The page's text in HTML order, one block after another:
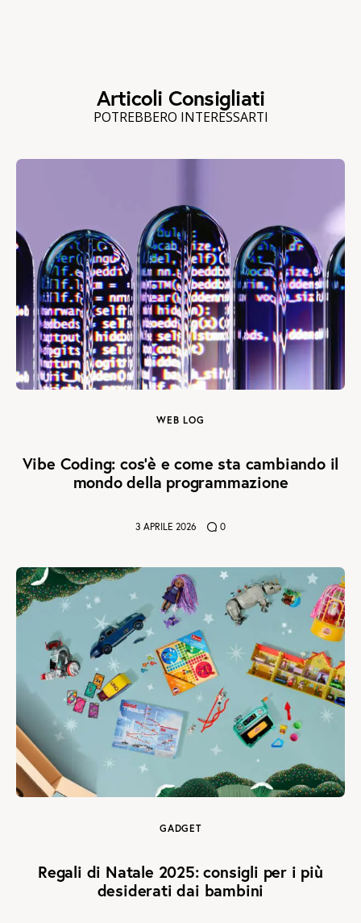
Articoli Consigliati
POTREBBERO INTERESSARTI
WEB LOG
Vibe Coding: cos’è e come sta cambiando il
mondo della programmazione
3 APRILE 2026 0
GADGET
Regali di Natale 2025: consigli per i più
desiderati dai bambini